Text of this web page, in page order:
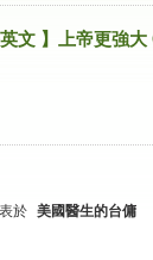
於 美國醫生的台傭